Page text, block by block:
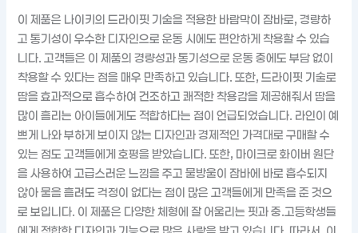
이 제품은 나이키의 드라이핏 기술을 적용한 바람막이 잠바로, 경량하
고 통기성이 우수한 디자인으로 운동 시에도 편안하게 착용할 수 있습
니다. 고객들은 이 제품의 경량성과 통기성으로 운동 중에도 부담 없이
착용할 수 있다는 점을 매우 만족하고 있습니다. 또한, 드라이핏 기술로
땀을 효과적으로 흡수하여 건조하고 쾌적한 착용감을 제공해줘서 땀을
많이 흘리는 아이들에게도 적합하다는 점이 언급되었습니다. 라인이 예
쁘게 나와 부하게 보이지 않는 디자인과 경제적인 가격대로 구매할 수
있는 점도 고객들에게 호평을 받았습니다. 또한, 마이크로 화이버 원단
을 사용하여 고급스러운 느낌을 주고 물방울이 잠바에 바로 흡수되지
않아 물을 흘려도 걱정이 없다는 점이 많은 고객들에게 만족을 준 것으
로 보입니다. 이 제품은 다양한 체형에 잘 어울리는 핏과 중.고등학생들